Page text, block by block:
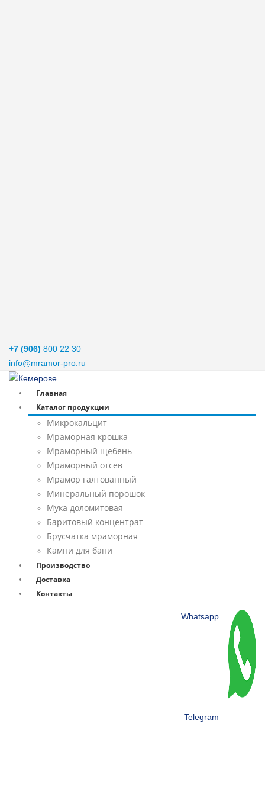
+7 (906) 800 22 30
info@mramor-pro.ru
Главная
Каталог продукции
Микрокальцит
Мраморная крошка
Мраморный щебень
Мраморный отсев
Мрамор галтованный
Минеральный порошок
Мука доломитовая
Баритовый концентрат
Брусчатка мраморная
Камни для бани
Производство
Доставка
Контакты
Whatsapp
Telegram